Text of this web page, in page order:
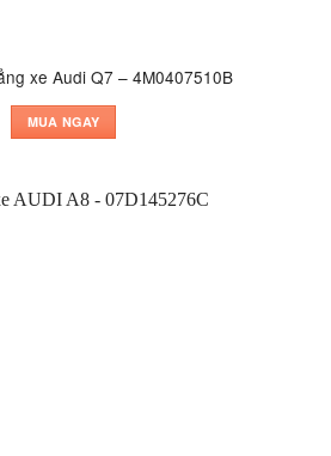
xe Audi Q7 – 4M0407510B
MUA NGAY